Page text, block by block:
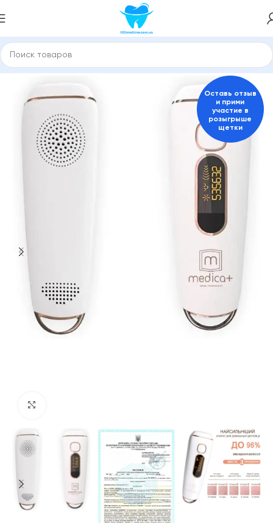
Главная Электробритвы и триммеры, эпиляторы
Оставь отзыв
и прими
участие в
розыгрыше
щетки